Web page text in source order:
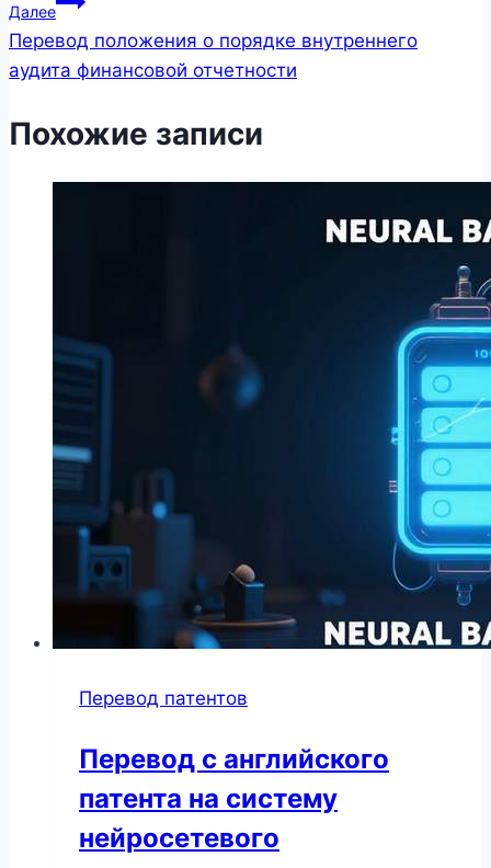
Далее
Перевод положения о порядке внутреннего
аудита финансовой отчетности
Похожие записи
Перевод патентов
Перевод с английского
патента на систему
нейросетевого